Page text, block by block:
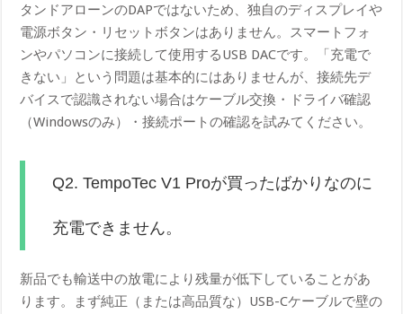
タンドアローンのDAPではないため、独自のディスプレイや
電源ボタン・リセットボタンはありません。スマートフォ
ンやパソコンに接続して使用するUSB DACです。「充電で
きない」という問題は基本的にはありませんが、接続先デ
バイスで認識されない場合はケーブル交換・ドライバ確認
（Windowsのみ）・接続ポートの確認を試みてください。
Q2. TempoTec V1 Proが買ったばかりなのに
充電できません。
新品でも輸送中の放電により残量が低下していることがあ
ります。まず純正（または高品質な）USB-Cケーブルで壁の